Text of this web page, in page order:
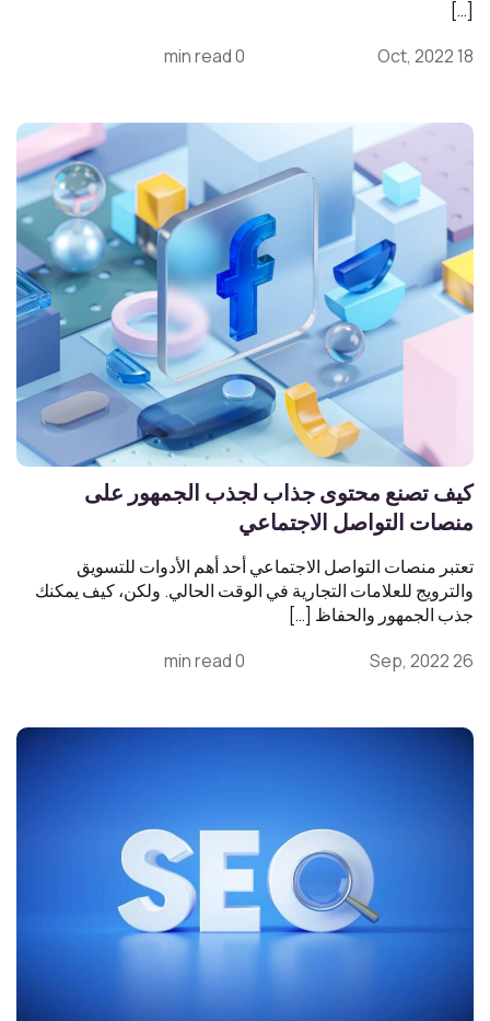
[…]
18 Oct, 2022
0 min read
كيف تصنع محتوى جذاب لجذب الجمهور على
منصات التواصل الاجتماعي
تعتبر منصات التواصل الاجتماعي أحد أهم الأدوات للتسويق
والترويج للعلامات التجارية في الوقت الحالي. ولكن، كيف يمكنك
جذب الجمهور والحفاظ […]
26 Sep, 2022
0 min read